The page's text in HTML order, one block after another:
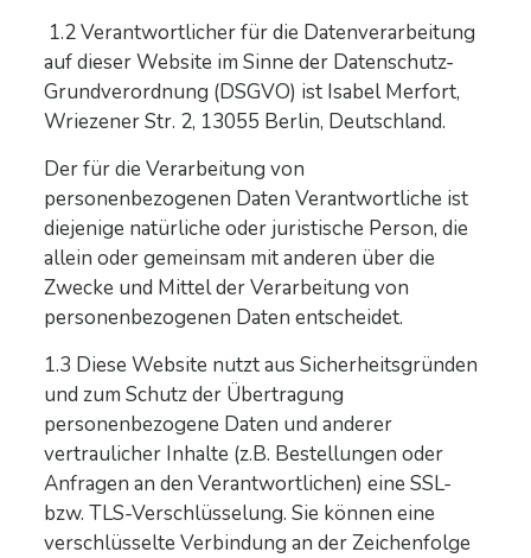
1.2 Verantwortlicher für die Datenverarbeitung
auf dieser Website im Sinne der Datenschutz-
Grundverordnung (DSGVO) ist Isabel Merfort,
Wriezener Str. 2, 13055 Berlin, Deutschland.
Der für die Verarbeitung von
personenbezogenen Daten Verantwortliche ist
diejenige natürliche oder juristische Person, die
allein oder gemeinsam mit anderen über die
Zwecke und Mittel der Verarbeitung von
personenbezogenen Daten entscheidet.
1.3 Diese Website nutzt aus Sicherheitsgründen
und zum Schutz der Übertragung
personenbezogene Daten und anderer
vertraulicher Inhalte (z.B. Bestellungen oder
Anfragen an den Verantwortlichen) eine SSL-
bzw. TLS-Verschlüsselung. Sie können eine
verschlüsselte Verbindung an der Zeichenfolge